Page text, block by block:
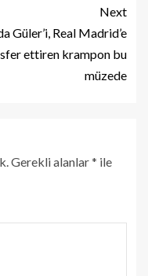
Next
Güler’i, Real Madrid’e
ettiren krampon bu
müzede
Gerekli alanlar* ile